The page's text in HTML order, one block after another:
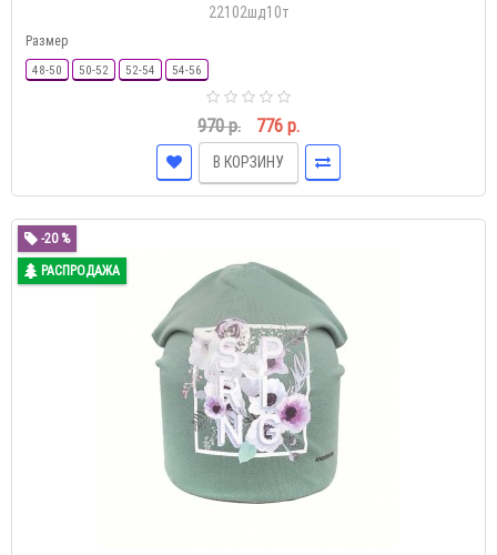
22102шд10т
Размер
48-50 50-52 52-54 54-56
970 р. 776 р.
В КОРЗИНУ
-20 %
РАСПРОДАЖА